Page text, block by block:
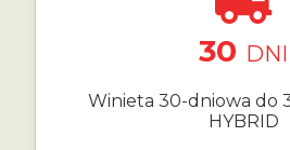
30 DNI
Winieta 30-dniowa do
HYBRID